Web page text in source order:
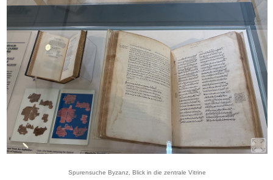
Spurensuche Byzanz, Blick in die zentrale Vitrine